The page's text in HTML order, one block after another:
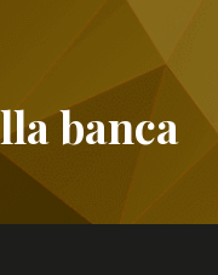
banca
SCOPRI I